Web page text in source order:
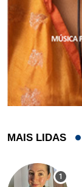
MAIS LIDAS